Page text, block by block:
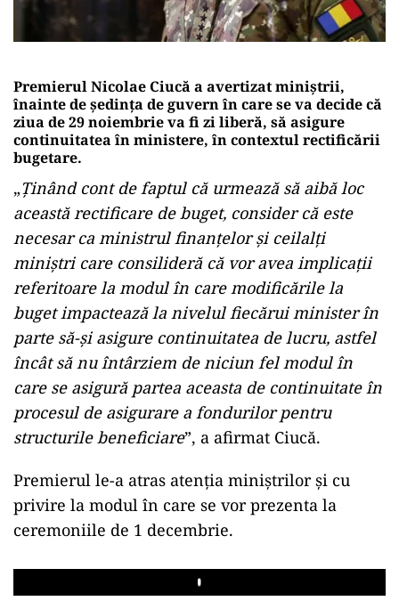
Premierul Nicolae Ciucă a avertizat miniștrii,
înainte de ședința de guvern în care se va decide că
ziua de 29 noiembrie va fi zi liberă, să asigure
continuitatea în ministere, în contextul rectificării
bugetare.
„Ținând cont de faptul că urmează să aibă loc
această rectificare de buget, consider că este
necesar ca ministrul finanțelor și ceilalți
miniștri care consilideră că vor avea implicații
referitoare la modul în care modificările la
buget impactează la nivelul fiecărui minister în
parte să-și asigure continuitatea de lucru, astfel
încât să nu întârziem de niciun fel modul în
care se asigură partea aceasta de continuitate în
procesul de asigurare a fondurilor pentru
structurile beneficiare”, a afirmat Ciucă.
Premierul le-a atras atenția miniștrilor și cu
privire la modul în care se vor prezenta la
ceremoniile de 1 decembrie.
Play